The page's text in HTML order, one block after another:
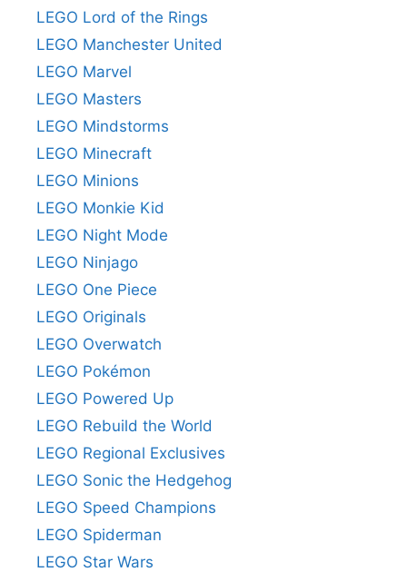
LEGO Lord of the Rings
LEGO Manchester United
LEGO Marvel
LEGO Masters
LEGO Mindstorms
LEGO Minecraft
LEGO Minions
LEGO Monkie Kid
LEGO Night Mode
LEGO Ninjago
LEGO One Piece
LEGO Originals
LEGO Overwatch
LEGO Pokémon
LEGO Powered Up
LEGO Rebuild the World
LEGO Regional Exclusives
LEGO Sonic the Hedgehog
LEGO Speed Champions
LEGO Spiderman
LEGO Star Wars